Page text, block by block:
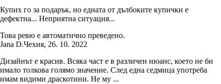
Купих го за подарък, но едната от дълбоките купички е
дефектна... Неприятна ситуация...
Това ревю е автоматично преведено.
Jana D.Чехия, 26. 10. 2022
Дизайнът е красив. Всяка част е в различен нюанс, което не би
имало толкова голямо значение. След една седмица употреба
имам видими драскотини. Не му ...